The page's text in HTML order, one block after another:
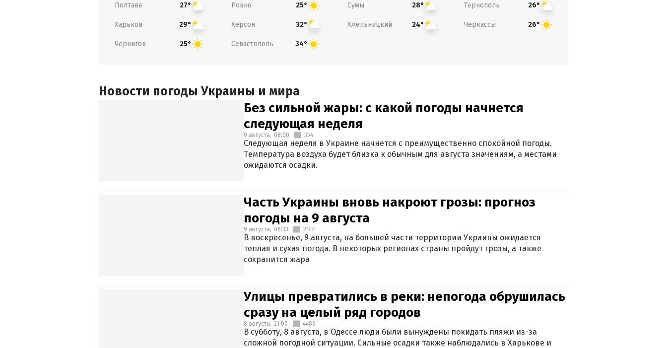
Полтава 27° Ровно 25° Сумы 28° Тернополь 26°
Харьков 29° Херсон 32° Хмельницкий 24° Черкассы 26°
Чернигов 25° Севастополь 34°
Новости погоды Украины и мира
Без сильной жары: с какой погоды начнется
следующая неделя
9 августа, 08:00 354
Следующая неделя в Украине начнется с преимущественно спокойной погоды.
Температура воздуха будет близка к обычным для августа значениям, а местами
ожидаются осадки.
Часть Украины вновь накроют грозы: прогноз
погоды на 9 августа
9 августа, 06:33 2147
В воскресенье, 9 августа, на большей части территории Украины ожидается
теплая и сухая погода. В некоторых регионах страны пройдут грозы, а также
сохранится жара
Улицы превратились в реки: непогода обрушилась
сразу на целый ряд городов
8 августа, 21:00 4486
В субботу, 8 августа, в Одессе люди были вынуждены покидать пляжи из-за
сложной погодной ситуации. Сильные осадки также наблюдались в Харькове и